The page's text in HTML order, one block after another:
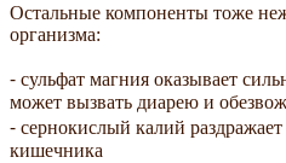
Остальные компоненты тоже
организма:
⁃ сульфат магния оказывает
может вызвать диарею и
⁃ сернокислый калий
кишечника